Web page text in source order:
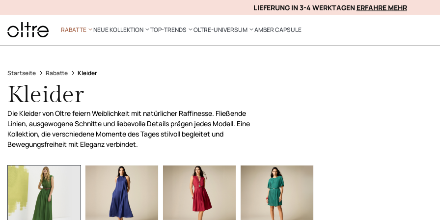
20% RABATT AUF IHREN ERSTEN KAUF!ANMELDEN JETZT
ERFAHRE MEHR
RABATTE NEUE KOLLEKTION TOP-TRENDS OLTRE-UNIVERSUM AMBER CAPSULE
Startseite Rabatte Kleider
Kleider
Die Kleider von Oltre feiern Weiblichkeit mit natürlicher Raffinesse. Fließende
Linien, ausgewogene Schnitte und liebevolle Details prägen jedes Modell. Eine
Kollektion, die verschiedene Momente des Tages stilvoll begleitet und
Bewegungsfreiheit mit Eleganz verbindet.